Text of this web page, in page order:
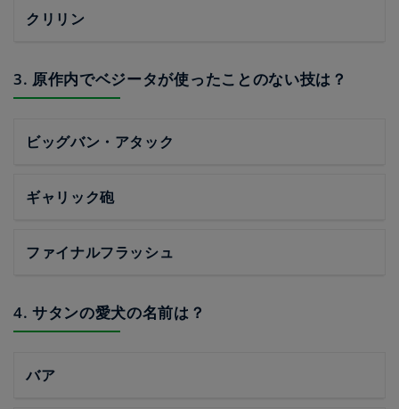
クリリン
3. 原作内でベジータが使ったことのない技は？
ビッグバン・アタック
ギャリック砲
ファイナルフラッシュ
4. サタンの愛犬の名前は？
バア